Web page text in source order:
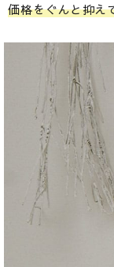
価格をぐんと抑え